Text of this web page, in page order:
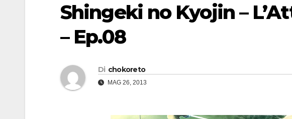
Shingeki no Kyojin –
– Ep.08
Di chokoreto
MAG 26, 2013